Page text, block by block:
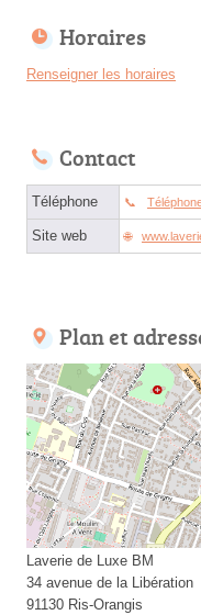
Horaires
Renseigner les horaires
Contact
Téléphone
Site web
Plan et
Laverie de Luxe BM
34 avenue de la Libération
91130 Ris-Orangis